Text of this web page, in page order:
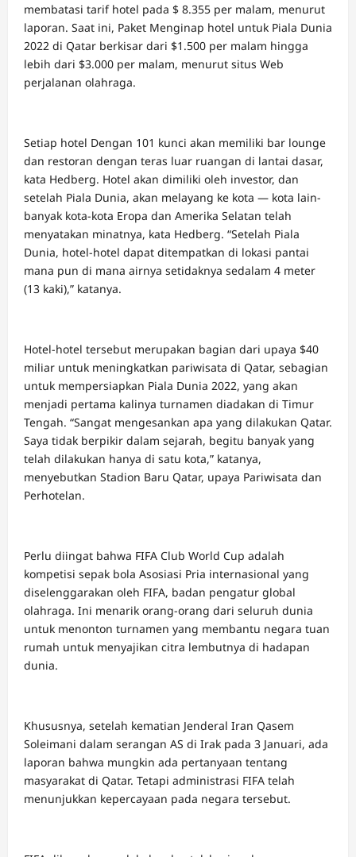
membatasi tarif hotel pada $ 8.355 per malam, menurut
laporan. Saat ini, Paket Menginap hotel untuk Piala Dunia
2022 di Qatar berkisar dari $1.500 per malam hingga
lebih dari $3.000 per malam, menurut situs Web
perjalanan olahraga.
Setiap hotel Dengan 101 kunci akan memiliki bar lounge
dan restoran dengan teras luar ruangan di lantai dasar,
kata Hedberg. Hotel akan dimiliki oleh investor, dan
setelah Piala Dunia, akan melayang ke kota — kota lain-
banyak kota-kota Eropa dan Amerika Selatan telah
menyatakan minatnya, kata Hedberg. “Setelah Piala
Dunia, hotel-hotel dapat ditempatkan di lokasi pantai
mana pun di mana airnya setidaknya sedalam 4 meter
(13 kaki),” katanya.
Hotel-hotel tersebut merupakan bagian dari upaya $40
miliar untuk meningkatkan pariwisata di Qatar, sebagian
untuk mempersiapkan Piala Dunia 2022, yang akan
menjadi pertama kalinya turnamen diadakan di Timur
Tengah. “Sangat mengesankan apa yang dilakukan Qatar.
Saya tidak berpikir dalam sejarah, begitu banyak yang
telah dilakukan hanya di satu kota,” katanya,
menyebutkan Stadion Baru Qatar, upaya Pariwisata dan
Perhotelan.
Perlu diingat bahwa FIFA Club World Cup adalah
kompetisi sepak bola Asosiasi Pria internasional yang
diselenggarakan oleh FIFA, badan pengatur global
olahraga. Ini menarik orang-orang dari seluruh dunia
untuk menonton turnamen yang membantu negara tuan
rumah untuk menyajikan citra lembutnya di hadapan
dunia.
Khususnya, setelah kematian Jenderal Iran Qasem
Soleimani dalam serangan AS di Irak pada 3 Januari, ada
laporan bahwa mungkin ada pertanyaan tentang
masyarakat di Qatar. Tetapi administrasi FIFA telah
menunjukkan kepercayaan pada negara tersebut.